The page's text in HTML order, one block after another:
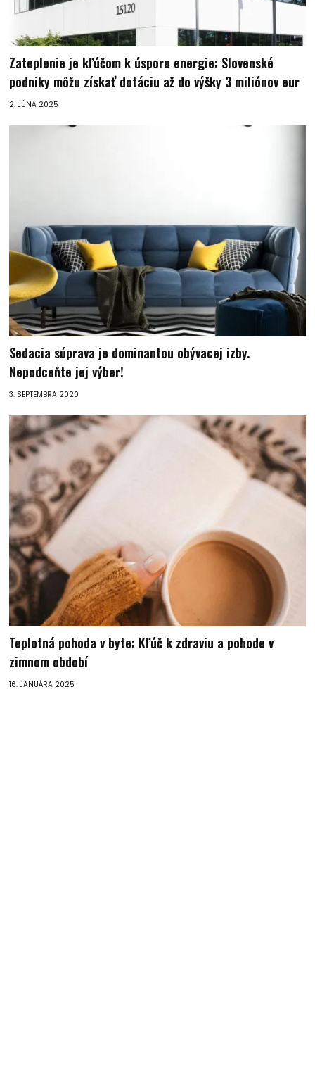
Zateplenie je kľúčom k úspore energie: Slovenské
podniky môžu získať dotáciu až do výšky 3 miliónov eur
2. JÚNA 2025
Sedacia súprava je dominantou obývacej izby.
Nepodceňte jej výber!
3. SEPTEMBRA 2020
Teplotná pohoda v byte: Kľúč k zdraviu a pohode v
zimnom období
16. JANUÁRA 2025